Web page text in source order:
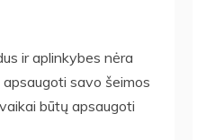
ir aplinkybes nėra
savo šeimos
būtų apsaugoti